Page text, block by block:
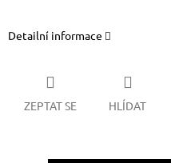
Detailní informace
ZEPTAT SE HLÍDAT